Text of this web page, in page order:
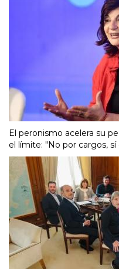
El peronismo acelera su
el límite: "No por cargos,